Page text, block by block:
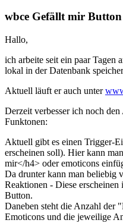
wbce Gefällt mir
Hallo,
ich arbeite seit ein paar
lokal in der Datenbank
Aktuell läuft er auch unter
Derzeit verbesser ich noch
Funktonen:
Aktuell gibt es einen Trigger-
erscheinen soll). Hier kann
mir</h4> oder emoticons
Da drunter kann man beliebig
Reaktionen - Diese
Button.
Daneben steht die Anzahl der
Emoticons und die jeweilige